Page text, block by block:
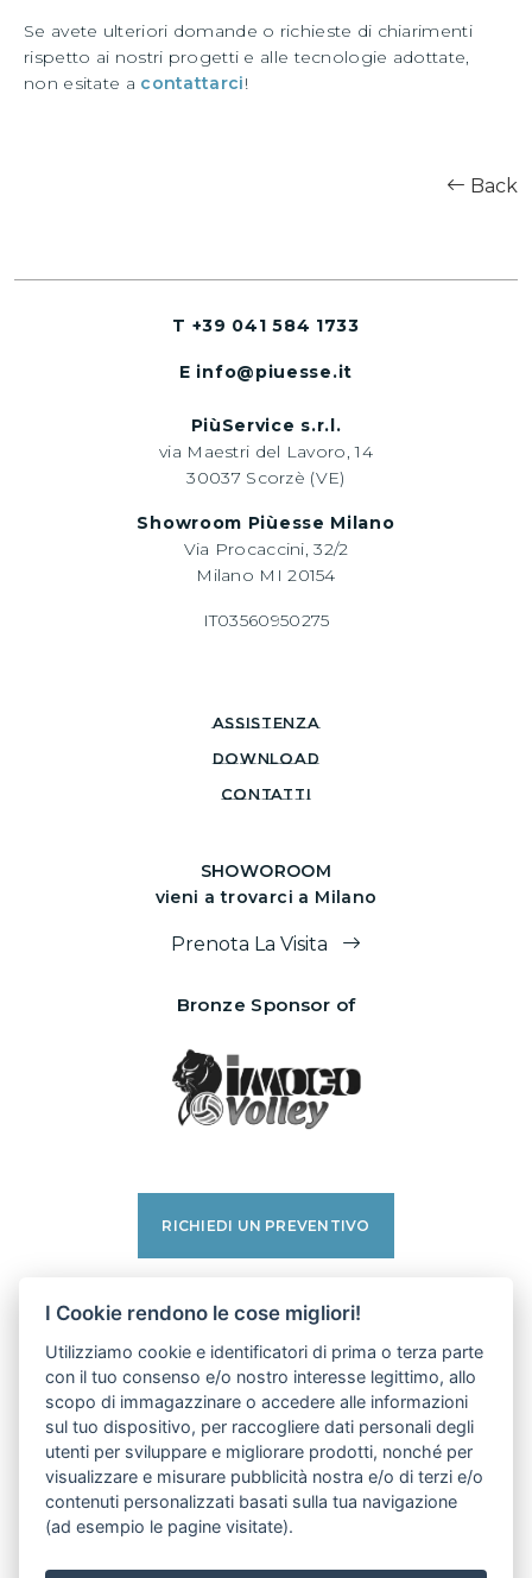
Se avete ulteriori domande o richieste di chiarimenti
rispetto ai nostri progetti e alle tecnologie adottate,
non esitate a contattarci!
Back
T +39 041 584 1733
E info@piuesse.it
PiùService s.r.l.
via Maestri del Lavoro, 14
30037 Scorzè (VE)
Showroom Piùesse Milano
Via Procaccini, 32/2
Milano MI 20154
IT03560950275
assistenza
download
CONTATTI
SHOWOROOM
vieni a trovarci a Milano
Prenota La Visita
Bronze Sponsor of
RICHIEDI UN PREVENTIVO
instagram
linkedin
pinterest
youtube
PRIVACY POLICY
COOKIE POLICY
I Cookie rendono le cose migliori!
Utilizziamo cookie e identificatori di prima o terza parte
con il tuo consenso e/o nostro interesse legittimo, allo
scopo di immagazzinare o accedere alle informazioni
sul tuo dispositivo, per raccogliere dati personali degli
utenti per sviluppare e migliorare prodotti, nonché per
visualizzare e misurare pubblicità nostra e/o di terzi e/o
contenuti personalizzati basati sulla tua navigazione
(ad esempio le pagine visitate).